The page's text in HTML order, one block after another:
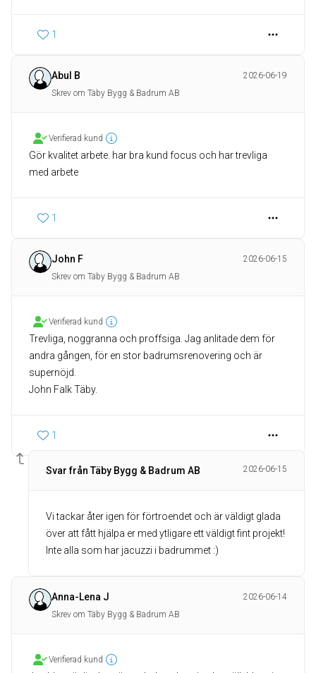
1
Abul B
2026-06-19
Skrev om Täby Bygg & Badrum AB
Verifierad kund
Gör kvalitet arbete. har bra kund focus och har trevliga
med arbete
1
John F
2026-06-15
Skrev om Täby Bygg & Badrum AB
Verifierad kund
Trevliga, noggranna och proffsiga. Jag anlitade dem för
andra gången, för en stor badrumsrenovering och är
supernöjd.
John Falk Täby.
1
Svar från Täby Bygg & Badrum AB 2026-06-15
Vi tackar åter igen för förtroendet och är väldigt glada
över att fått hjälpa er med ytligare ett väldigt fint projekt!
Inte alla som har jacuzzi i badrummet :)
Anna-Lena J
2026-06-14
Skrev om Täby Bygg & Badrum AB
Verifierad kund